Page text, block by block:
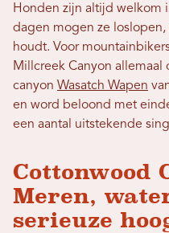
Honden zijn altijd welkom
dagen mogen ze
houdt. Voor
Millcreek Canyon
canyon Wasatch Wapen
en word beloond met
een aantal uitstekende
Cottonwood
Meren,
serieuze